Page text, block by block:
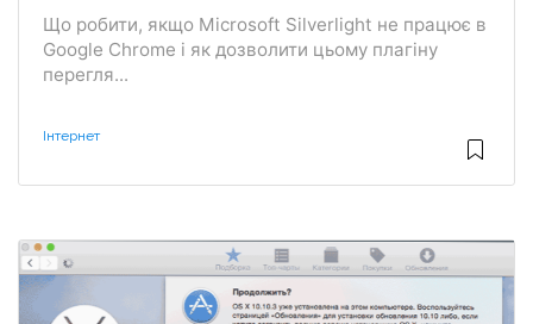
Що робити, якщо Microsoft Silverlight не працює в
Google Chrome і як дозволити цьому плагіну
перегля...
Інтернет